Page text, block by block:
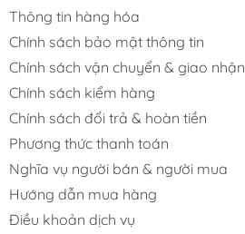
Thông tin hàng hóa
Chính sách bảo mật thông tin
Chính sách vận chuyển & giao nhận
Chính sách kiểm hàng
Chính sách đổi trả & hoàn tiền
Phương thức thanh toán
Nghĩa vụ người bán & người mua
Hướng dẫn mua hàng
Điều khoản dịch vụ